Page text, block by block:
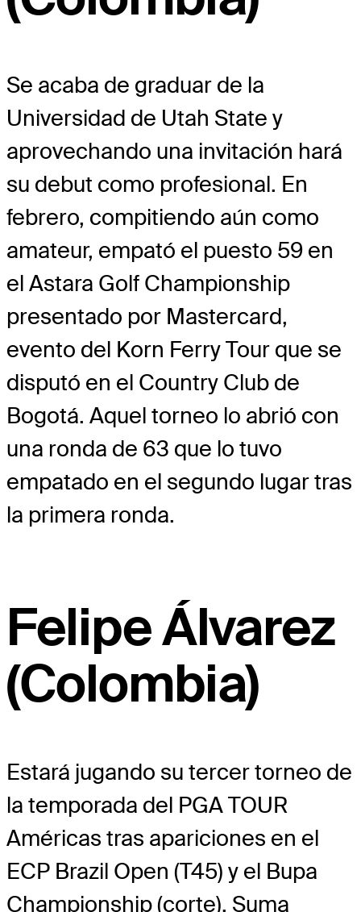
Se acaba de graduar de la
Universidad de Utah State y
aprovechando una invitación hará
su debut como profesional. En
febrero, compitiendo aún como
amateur, empató el puesto 59 en
el Astara Golf Championship
presentado por Mastercard,
evento del Korn Ferry Tour que se
disputó en el Country Club de
Bogotá. Aquel torneo lo abrió con
una ronda de 63 que lo tuvo
empatado en el segundo lugar tras
la primera ronda.
Felipe Álvarez
(Colombia)
Estará jugando su tercer torneo de
la temporada del PGA TOUR
Américas tras apariciones en el
ECP Brazil Open (T45) y el Bupa
Championship (corte). Suma